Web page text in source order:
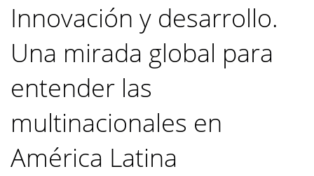
Innovación y desarrollo.
Una mirada global para
entender las
multinacionales en
América Latina